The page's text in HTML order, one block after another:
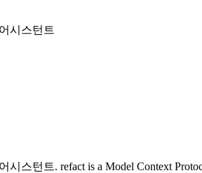
시스턴트
턴트. refact is a Model Context